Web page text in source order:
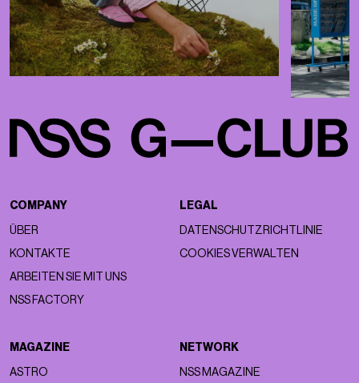
COMPANY
ÜBER
KONTAKTE
ARBEITEN SIE MIT UNS
NSS FACTORY
LEGAL
DATENSCHUTZRICHTLINIE
COOKIES VERWALTEN
MAGAZINE
ASTRO
NETWORK
NSS MAGAZINE